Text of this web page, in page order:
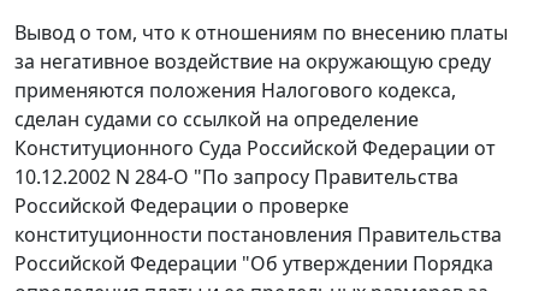
Вывод о том, что к отношениям по внесению платы
за негативное воздействие на окружающую среду
применяются положения Налогового кодекса,
сделан судами со ссылкой на определение
Конституционного Суда Российской Федерации от
10.12.2002 N 284-О "По запросу Правительства
Российской Федерации о проверке
конституционности постановления Правительства
Российской Федерации "Об утверждении Порядка